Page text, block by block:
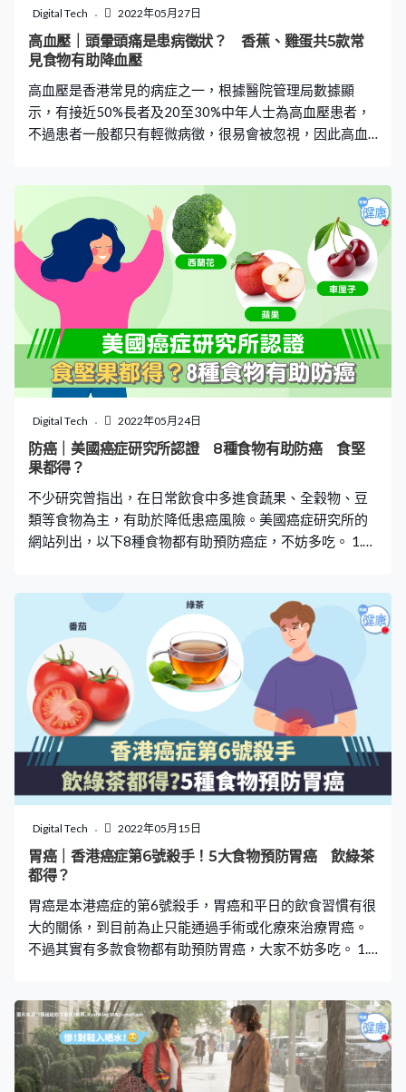
以更好的保護雞蛋，亦能避免雞蛋吸到其他食物的氣味，
令雞蛋變質。 4. 雞蛋不宜放雪櫃門邊？ 雞蛋應冷藏，但存
放位置都要注意。很多人會將雞蛋放在雪櫃門的蛋架上，
生細菌，因此把雞蛋放在
Digital Tech 2022年05月27日
高血壓｜頭暈頭痛是患病徵狀？ 香蕉、雞蛋共5款常
見食物有助降血壓
高血壓是香港常見的病症之一，根據醫院管理局數據顯
示，有接近50%長者及20至30%中年人士為高血壓患者，
不過患者一般都只有輕微病徵，很易會被忽視，因此高血
壓，就要記低下文5款食物。 高血壓病徵 根據衞生防護中
心指出，高血壓患者一般都會有以下5項病徵： 【1】眩暈
【2】頭痛 【3】視線模糊不清 【4】疲勞 【5】面部發紅
5款常見降血壓食物 除了藥物外，在我們日常生活中還有5
款常見的食物有助降血壓，而且當中含豐富營養，對身體
百利而無一害。 【1】燕麥 燕麥含有豐富纖維，有助降低
血壓，而且患者本身需要控制鈉攝取量，燕麥的鈉含量十
分低，因此高血壓患者十分適合進食。 【2】雞蛋 雞蛋除
了含有豐富蛋白質外，其蛋白和蛋清亦含蛋清肽物質，特
別適合高血壓患者食用。 【3】堅果及種子 堅果和種子含
有鉀質，對降血壓十分有效，而最適合高血壓患者的堅果
和種子是南瓜籽、開心果、杏仁、腰果和合桃。早上配以
低脂牛奶一同食用，便是一份豐富的早餐。 【4】水果乳
壓。而
Digital Tech 2022年05月24日
防癌｜美國癌症研究所認證 8種食物有助防癌 食堅
果都得？
不少研究曾指出，在日常飲食中多進食蔬果、全穀物、豆
類等食物為主，有助於降低患癌風險。美國癌症研究所的
網站列出，以下8種食物都有助預防癌症，不妨多吃。 1.
素，有助降低患結直腸癌、口腔癌、咽癌和喉癌等風險。
3. 車厘子車厘子含豐富維他命C、膳食纖維等，同時亦有花
青素，不但抗氧化，亦有助預防口腔癌、食道癌、肺癌和
胃癌等。 4. 提子提子含有豐富的花青素、白藜蘆醇，尤其
是提子皮。有助降低患癌症的風險。 5. 番茄番茄含有茄紅
素，是一種強大的抗氧化劑，有助阻止癌細胞增加，如前
列腺癌、乳癌、肺癌和膀胱癌等。 6. 西蘭花 西蘭花含有蘿
蔔硫素，是一種天然強抗氧化物，具有防癌、抗癌效果，
能有助預防多種癌症，如前列腺癌和大腸癌等。 7. 蘋果 蘋
果含有豐富的膳食纖維，除了有助控制體重，促進腸道健
康，亦可預防大腸癌。 8. 亞麻籽 亞麻籽富含可溶性纖維和
木脂素，有助抑制腫瘤細胞生長，預防乳腺癌、前列腺癌
等。 資料來源：American I
Digital Tech 2022年05月15日
胃癌｜香港癌症第6號殺手！5大食物預防胃癌 飲綠茶
都得？
胃癌是本港癌症的第6號殺手，胃癌和平日的飲食習慣有很
大的關係，到目前為止只能通過手術或化療來治療胃癌。
不過其實有多款食物都有助預防胃癌，大家不妨多吃。 1.
十字花科類蔬菜，含靛基質，具防癌作用，有助分解體內
的致癌物質。西蘭花、羽衣甘藍等亦有同樣功效。 3. 洋蔥
洋蔥含有蒜素，能增強體內免疫系統，亦有助清除消化道
的致癌毒素。另外，洋蔥能降低胃中亞硝酸鹽的含量。 4.